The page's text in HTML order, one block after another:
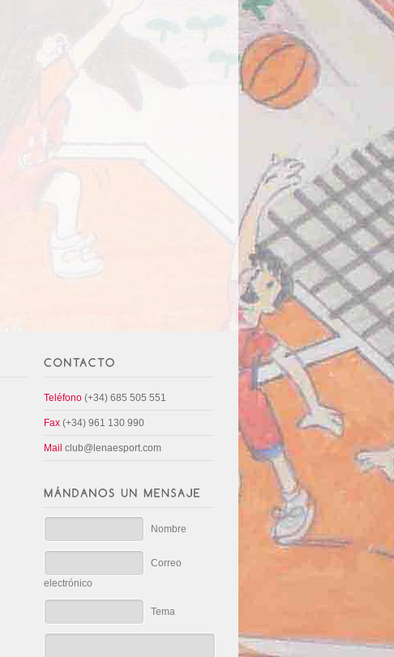
Teléfono (+34) 685 505 551
Fax (+34) 961 130 990
Mail club@lenaesport.com
Nombre
Correo
electrónico
Tema